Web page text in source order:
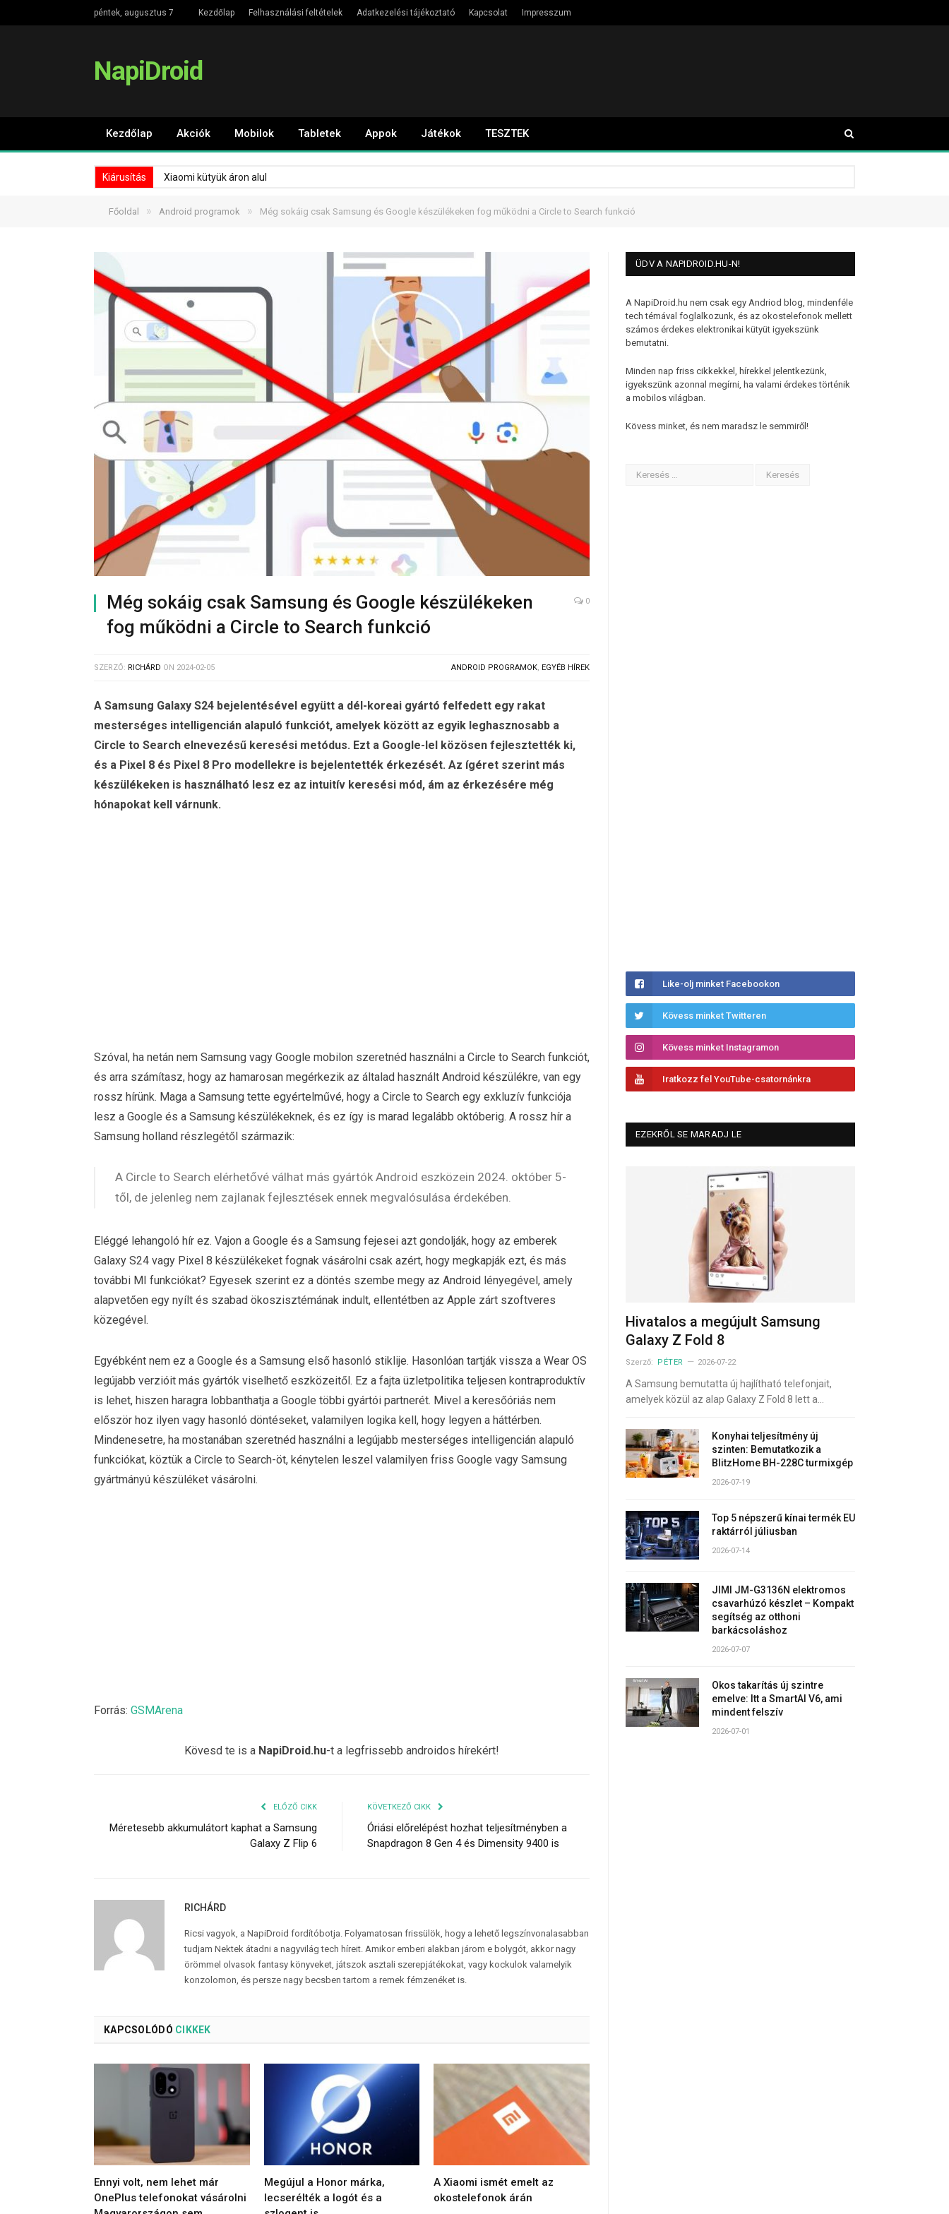
péntek, augusztus 7 Kezdőlap Felhasználási feltételek Adatkezelési tájékoztató Kapcsolat Impresszum
NapiDroid
Kezdőlap Akciók Mobilok Tabletek Appok Játékok TESZTEK
Kiárusítás Xiaomi kütyük áron alul
Főoldal » Android programok » Még sokáig csak Samsung és Google készülékeken fog működni a Circle to Search funkció
Még sokáig csak Samsung és Google készülékeken
fog működni a Circle to Search funkció
0
SZERZŐ: RICHÁRD ON 2024-02-05 ANDROID PROGRAMOK, EGYÉB HÍREK
A Samsung Galaxy S24 bejelentésével együtt a dél-koreai gyártó felfedett egy rakat
mesterséges intelligencián alapuló funkciót, amelyek között az egyik leghasznosabb a
Circle to Search elnevezésű keresési metódus. Ezt a Google-lel közösen fejlesztették ki,
és a Pixel 8 és Pixel 8 Pro modellekre is bejelentették érkezését. Az ígéret szerint más
készülékeken is használható lesz ez az intuitív keresési mód, ám az érkezésére még
hónapokat kell várnunk.
Szóval, ha netán nem Samsung vagy Google mobilon szeretnéd használni a Circle to Search funkciót,
és arra számítasz, hogy az hamarosan megérkezik az általad használt Android készülékre, van egy
rossz hírünk. Maga a Samsung tette egyértelművé, hogy a Circle to Search egy exkluzív funkciója
lesz a Google és a Samsung készülékeknek, és ez így is marad legalább októberig. A rossz hír a
Samsung holland részlegétől származik:
A Circle to Search elérhetővé válhat más gyártók Android eszközein 2024. október 5-
től, de jelenleg nem zajlanak fejlesztések ennek megvalósulása érdekében.
Eléggé lehangoló hír ez. Vajon a Google és a Samsung fejesei azt gondolják, hogy az emberek
Galaxy S24 vagy Pixel 8 készülékeket fognak vásárolni csak azért, hogy megkapják ezt, és más
további MI funkciókat? Egyesek szerint ez a döntés szembe megy az Android lényegével, amely
alapvetően egy nyílt és szabad ökoszisztémának indult, ellentétben az Apple zárt szoftveres
közegével.
Egyébként nem ez a Google és a Samsung első hasonló stiklije. Hasonlóan tartják vissza a Wear OS
legújabb verzióit más gyártók viselhető eszközeitől. Ez a fajta üzletpolitika teljesen kontraproduktív
is lehet, hiszen haragra lobbanthatja a Google többi gyártói partnerét. Mivel a keresőóriás nem
először hoz ilyen vagy hasonló döntéseket, valamilyen logika kell, hogy legyen a háttérben.
Mindenesetre, ha mostanában szeretnéd használni a legújabb mesterséges intelligencián alapuló
funkciókat, köztük a Circle to Search-öt, kénytelen leszel valamilyen friss Google vagy Samsung
gyártmányú készüléket vásárolni.
Forrás: GSMArena
Kövesd te is a NapiDroid.hu-t a legfrissebb androidos hírekért!
ELŐZŐ CIKK
Méretesebb akkumulátort kaphat a Samsung
Galaxy Z Flip 6
KÖVETKEZŐ CIKK
Óriási előrelépést hozhat teljesítményben a
Snapdragon 8 Gen 4 és Dimensity 9400 is
RICHÁRD
Ricsi vagyok, a NapiDroid fordítóbotja. Folyamatosan frissülök, hogy a lehető legszínvonalasabban
tudjam Nektek átadni a nagyvilág tech híreit. Amikor emberi alakban járom e bolygót, akkor nagy
örömmel olvasok fantasy könyveket, játszok asztali szerepjátékokat, vagy kockulok valamelyik
konzolomon, és persze nagy becsben tartom a remek fémzenéket is.
KAPCSOLÓDÓ CIKKEK
Ennyi volt, nem lehet már
OnePlus telefonokat vásárolni
Megújul a Honor márka,
lecserélték a logót és a
A Xiaomi ismét emelt az
okostelefonok árán
ÜDV A NAPIDROID.HU-N!
A NapiDroid.hu nem csak egy Andriod blog, mindenféle
tech témával foglalkozunk, és az okostelefonok mellett
számos érdekes elektronikai kütyüt igyekszünk
bemutatni.
Minden nap friss cikkekkel, hírekkel jelentkezünk,
igyekszünk azonnal megírni, ha valami érdekes történik
a mobilos világban.
Kövess minket, és nem maradsz le semmiről!
Like-olj minket Facebookon
Kövess minket Twitteren
Kövess minket Instagramon
Iratkozz fel YouTube-csatornánkra
EZEKRŐL SE MARADJ LE
Hivatalos a megújult Samsung
Galaxy Z Fold 8
Szerző: PÉTER 2026-07-22
A Samsung bemutatta új hajlítható telefonjait,
amelyek közül az alap Galaxy Z Fold 8 lett a…
Konyhai teljesítmény új
szinten: Bemutatkozik a
BlitzHome BH-228C turmixgép
2026-07-19
Top 5 népszerű kínai termék EU
raktárról júliusban
2026-07-14
JIMI JM-G3136N elektromos
csavarhúzó készlet – Kompakt
segítség az otthoni
barkácsoláshoz
2026-07-07
Okos takarítás új szintre
emelve: Itt a SmartAI V6, ami
mindent felszív
2026-07-01